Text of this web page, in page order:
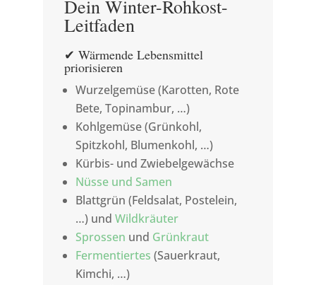
Dein Winter-Rohkost-
Leitfaden
✔ Wärmende Lebensmittel
priorisieren
Wurzelgemüse (Karotten, Rote
Bete, Topinambur, …)
Kohlgemüse (Grünkohl,
Spitzkohl, Blumenkohl, …)
Kürbis- und Zwiebelgewächse
Nüsse und Samen
Blattgrün (Feldsalat, Postelein,
…) und Wildkräuter
Sprossen und Grünkraut
Fermentiertes (Sauerkraut,
Kimchi, …)